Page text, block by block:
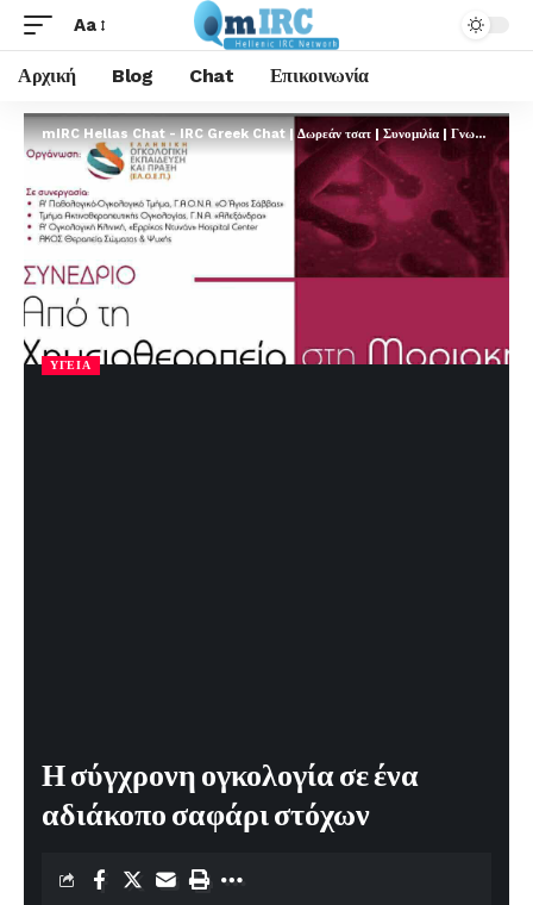
Aa
Αρχική Blog Chat Επικοινωνία
mIRC Hellas Chat - IRC Greek Chat | Δωρεάν τσατ | Συνομιλία | Γνωριμίες | FREE
ΥΓΕΊΑ
Η σύγχρονη ογκολογία σε ένα
αδιάκοπο σαφάρι στόχων